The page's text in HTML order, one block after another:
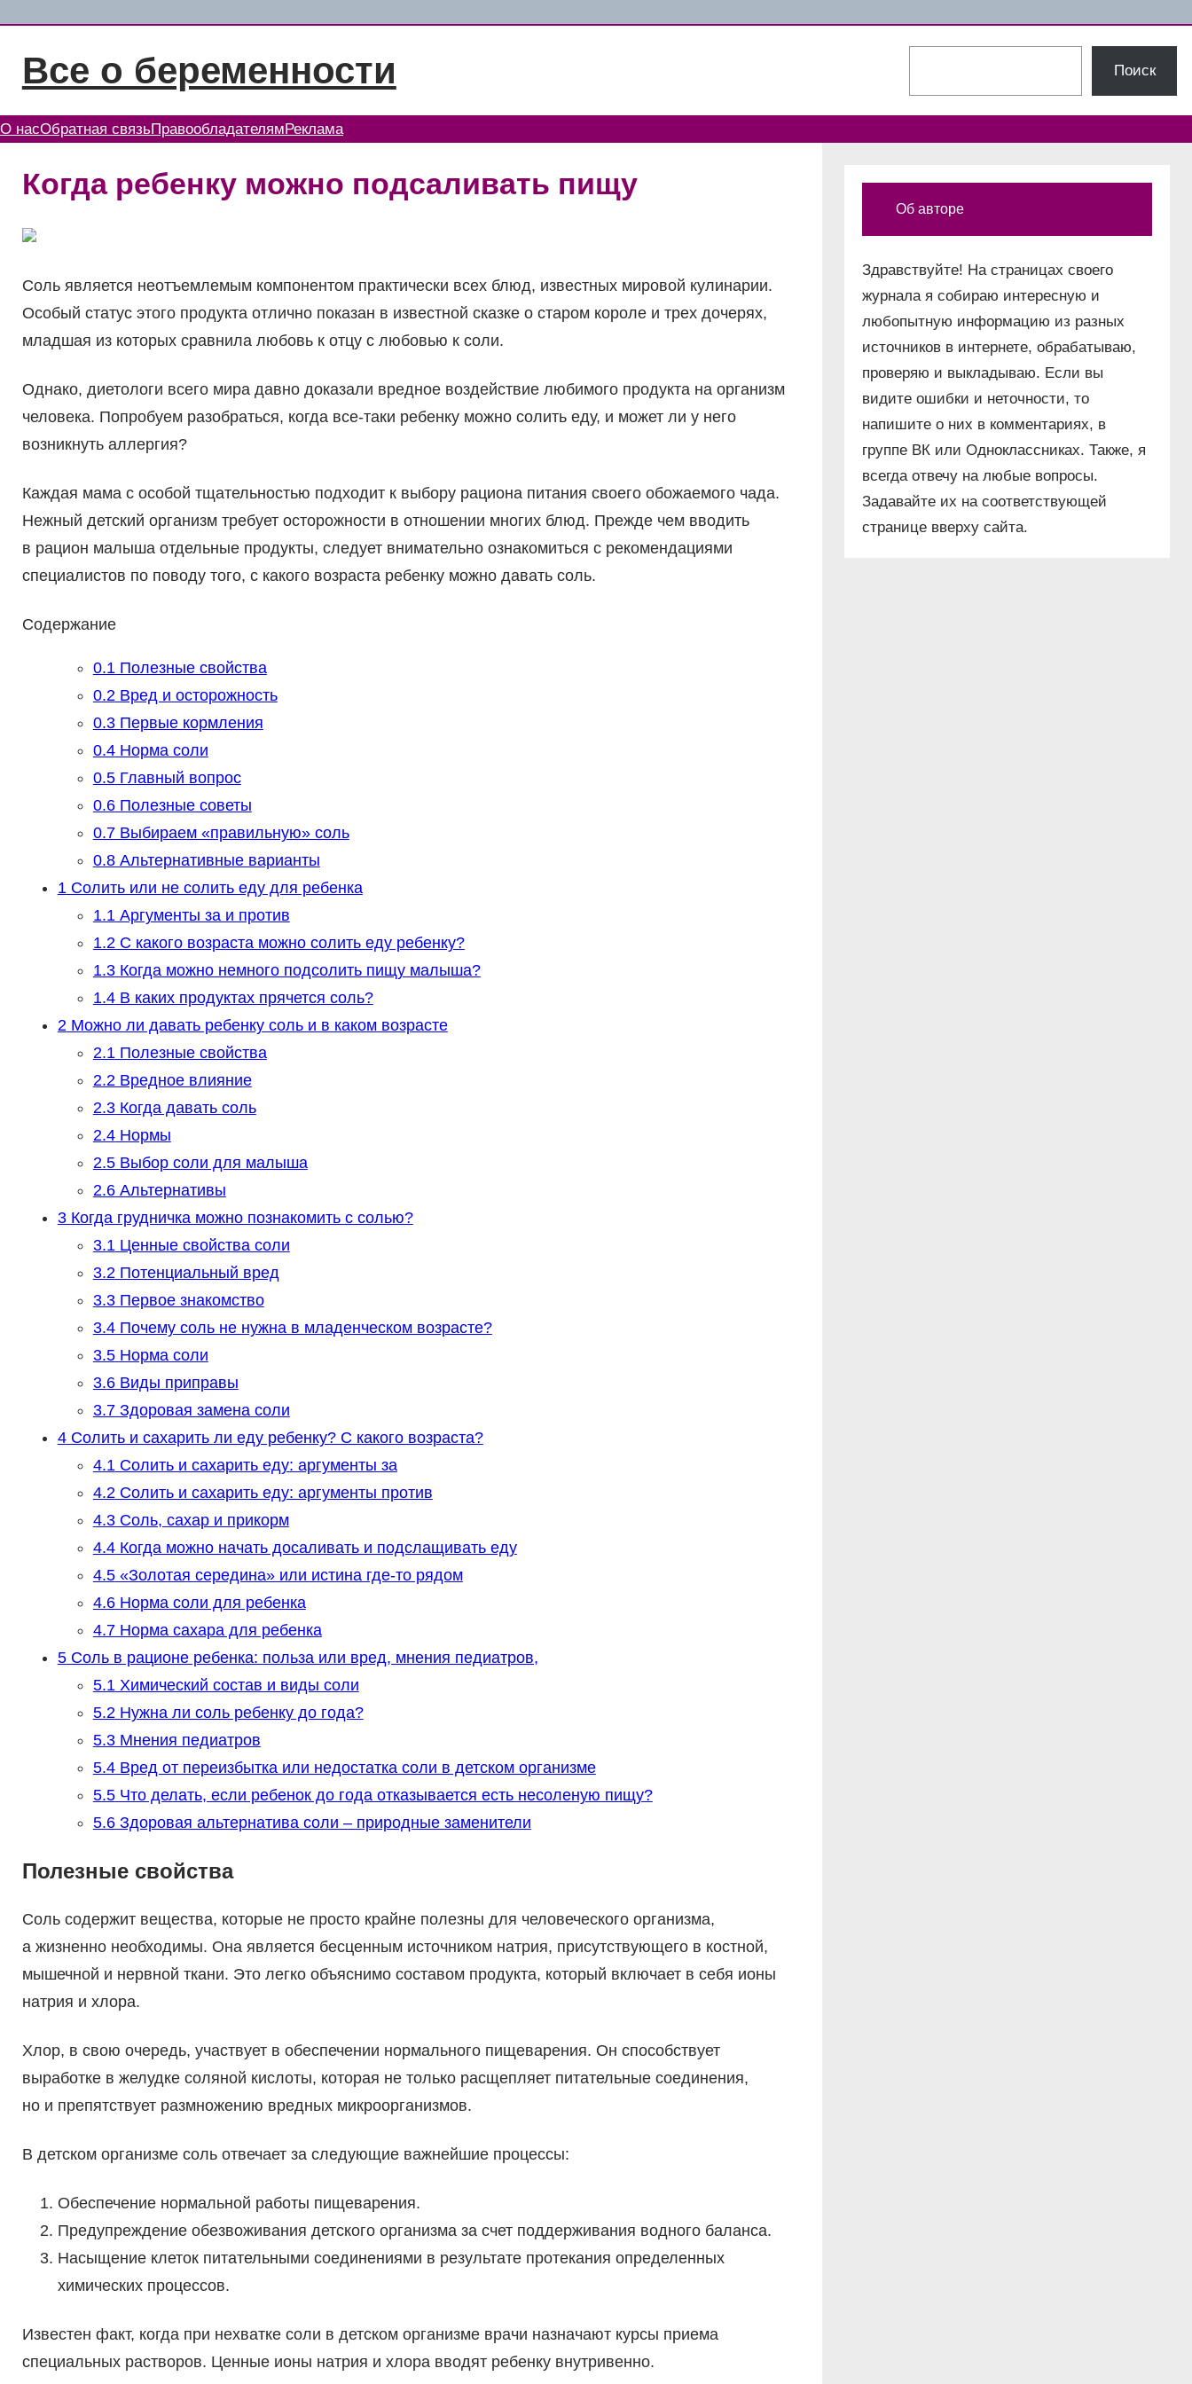
содержимому
Все о беременности Поиск
О насОбратная связьПравообладателям Реклама
Когда ребенку можно подсаливать пищу
Соль является неотъемлемым компонентом практически всех блюд, известных мировой кулинарии.
Особый статус этого продукта отлично показан в известной сказке о старом короле и трех дочерях,
младшая из которых сравнила любовь к отцу с любовью к соли.
Однако, диетологи всего мира давно доказали вредное воздействие любимого продукта на организм
человека. Попробуем разобраться, когда все-таки ребенку можно солить еду, и может ли у него
возникнуть аллергия?
Каждая мама с особой тщательностью подходит к выбору рациона питания своего обожаемого чада.
Нежный детский организм требует осторожности в отношении многих блюд. Прежде чем вводить
в рацион малыша отдельные продукты, следует внимательно ознакомиться с рекомендациями
специалистов по поводу того, с какого возраста ребенку можно давать соль.
Содержание
0.1Полезные свойства
0.2Вред и осторожность
0.3Первые кормления
0.4Норма соли
0.5Главный вопрос
0.6Полезные советы
0.7Выбираем «правильную» соль
0.8Альтернативные варианты
1Солить или не солить еду для ребенка
1.1Аргументы за и против
1.2С какого возраста можно солить еду ребенку?
1.3Когда можно немного подсолить пищу малыша?
1.4В каких продуктах прячется соль?
2Можно ли давать ребенку соль и в каком возрасте
2.1Полезные свойства
2.2Вредное влияние
2.3Когда давать соль
2.4Нормы
2.5Выбор соли для малыша
2.6Альтернативы
3Когда грудничка можно познакомить с солью?
3.1Ценные свойства соли
3.2Потенциальный вред
3.3Первое знакомство
3.4Почему соль не нужна в младенческом возрасте?
3.5Норма соли
3.6Виды приправы
3.7Здоровая замена соли
4Солить и сахарить ли еду ребенку? С какого возраста?
4.1Солить и сахарить еду: аргументы за
4.2Солить и сахарить еду: аргументы против
4.3Соль, сахар и прикорм
4.4Когда можно начать досаливать и подслащивать еду
4.5«Золотая середина» или истина где-то рядом
4.6Норма соли для ребенка
4.7Норма сахара для ребенка
5Соль в рационе ребенка: польза или вред, мнения педиатров,
5.1Химический состав и виды соли
5.2Нужна ли соль ребенку до года?
5.3Мнения педиатров
5.4Вред от переизбытка или недостатка соли в детском организме
5.5Что делать, если ребенок до года отказывается есть несоленую пищу?
5.6Здоровая альтернатива соли – природные заменители
Полезные свойства
Соль содержит вещества, которые не просто крайне полезны для человеческого организма,
а жизненно необходимы. Она является бесценным источником натрия, присутствующего в костной,
мышечной и нервной ткани. Это легко объяснимо составом продукта, который включает в себя ионы
натрия и хлора.
Хлор, в свою очередь, участвует в обеспечении нормального пищеварения. Он способствует
выработке в желудке соляной кислоты, которая не только расщепляет питательные соединения,
но и препятствует размножению вредных микроорганизмов.
В детском организме соль отвечает за следующие важнейшие процессы:
Обеспечение нормальной работы пищеварения.
Предупреждение обезвоживания детского организма за счет поддерживания водного баланса.
Насыщение клеток питательными соединениями в результате протекания определенных
химических процессов.
Известен факт, когда при нехватке соли в детском организме врачи назначают курсы приема
специальных растворов. Ценные ионы натрия и хлора вводят ребенку внутривенно.
Об авторе
Здравствуйте! На страницах своего
журнала я собираю интересную и
любопытную информацию из разных
источников в интернете, обрабатываю,
проверяю и выкладываю. Если вы
видите ошибки и неточности, то
напишите о них в комментариях, в
группе ВК или Одноклассниках. Также, я
всегда отвечу на любые вопросы.
Задавайте их на соответствующей
странице вверху сайта.